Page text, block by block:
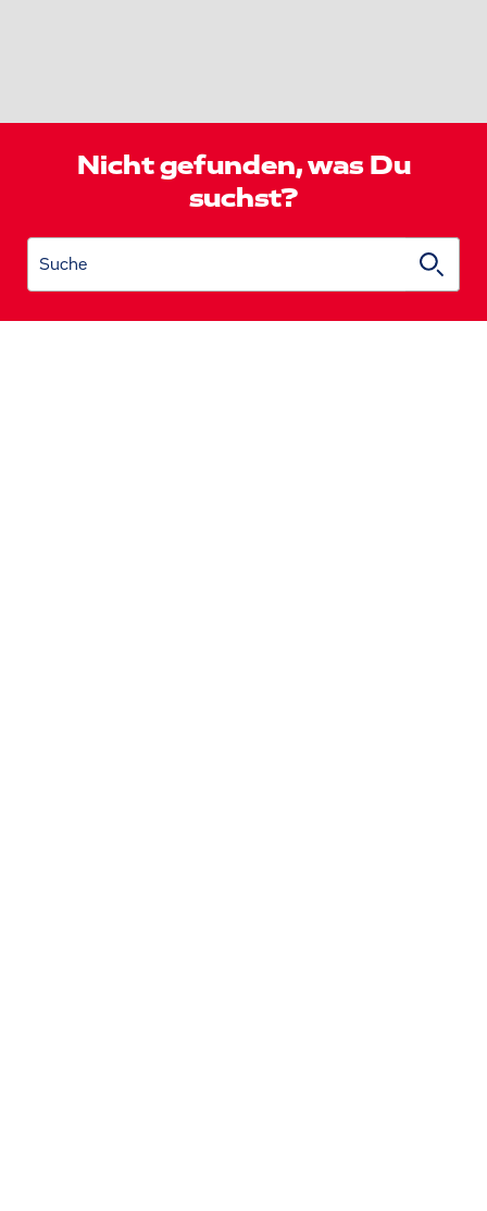
Nicht gefunden, was Du
suchst?
Suche